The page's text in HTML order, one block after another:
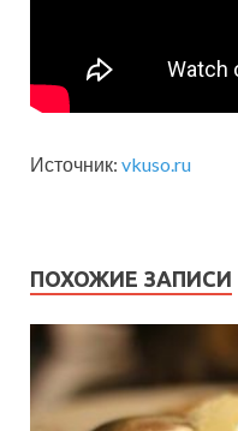
Источник: vkuso.ru
ПОХОЖИЕ ЗАПИСИ